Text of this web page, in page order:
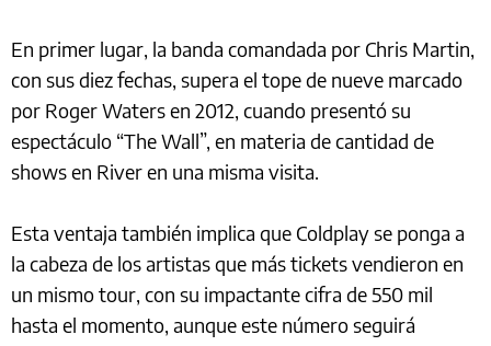
En primer lugar, la banda comandada por Chris Martin,
con sus diez fechas, supera el tope de nueve marcado
por Roger Waters en 2012, cuando presentó su
espectáculo “The Wall”, en materia de cantidad de
shows en River en una misma visita.
Esta ventaja también implica que Coldplay se ponga a
la cabeza de los artistas que más tickets vendieron en
un mismo tour, con su impactante cifra de 550 mil
hasta el momento, aunque este número seguirá